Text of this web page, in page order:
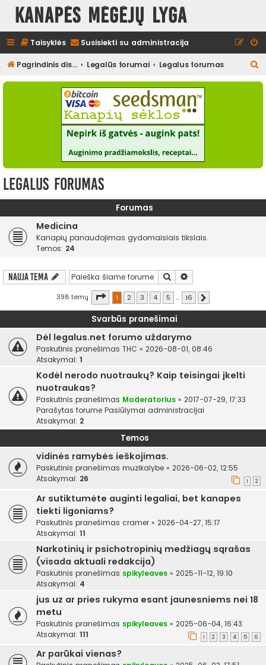
Kanapės mėgėjų lyga
Taisyklės Susisiekti su administracija
Pagrindinis diskusijų puslapis Legalūs forumai Legalus forumas
e
Legalus forumas
Forumas
Medicina
Kanapių panaudojimas gydomaisiais tikslais.
Temos: 24
Nauja tema Ieškoti
398 temų Puslapis iš 16
1 2 3 4 5 … 16
Svarbūs pranešimai
Dėl legalus.net forumo uždarymo
Paskutinis pranešimas THC « 2026-08-01, 08:46
Atsakymai: 1
Kodėl nerodo nuotraukų? Kaip teisingai įkelti
nuotraukas?
Paskutinis pranešimas Moderatorius « 2017-07-29, 17:33
Parašytas forume Pasiūlymai administracijai
Atsakymai: 2
Temos
vidinės ramybės ieškojimas.
Paskutinis pranešimas muzikalybe « 2026-06-02, 12:55
Atsakymai: 26 1 2
Ar sutiktumėte auginti legaliai, bet kanapes
tiekti ligoniams?
Paskutinis pranešimas cramer « 2026-04-27, 15:17
Atsakymai: 11
Narkotinių ir psichotropinių medžiagų sąrašas
(visada aktuali redakcija)
Paskutinis pranešimas spikyleaves « 2025-11-12, 19:10
Atsakymai: 4
jus uz ar pries rukyma esant jaunesniems nei 18
metu
Paskutinis pranešimas spikyleaves « 2025-06-04, 16:43
Atsakymai: 111 1 2 3 4 5 6
Ar parūkai vienas?